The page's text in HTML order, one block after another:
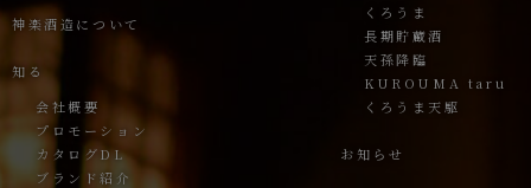
神楽酒造について
知る
会社概要
プロモーション
カタログDL
ブランド紹介
くろうま
長期貯蔵酒
天孫降臨
KUROUMA taru
くろうま天駆
お知らせ